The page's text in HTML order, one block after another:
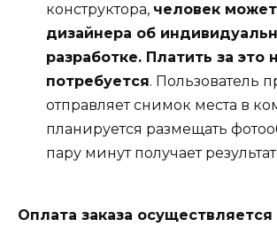
конструктора, человек
дизайнера об
разработке. Платить за это
потребуется. Пользователь
отправляет снимок места в
планируется размещать
пару минут получает
Оплата заказа